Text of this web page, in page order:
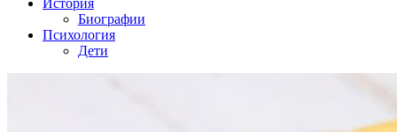
История
Биографии
Психология
Дети